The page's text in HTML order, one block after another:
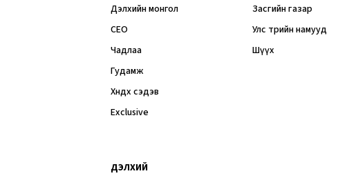
Дэлхийн монгол
CEO
Чадлаа
Гудамж
Хөндөх сэдэв
Exclusive
Засгийн газар
Улс төрийн намууд
Шүүх
ДЭЛХИЙ